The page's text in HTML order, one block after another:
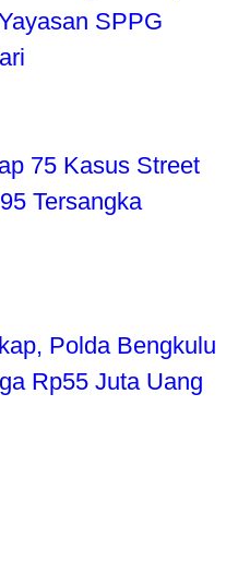
SPPG
75 Kasus Street
Tersangka
Polda Bengkulu
Rp55 Juta Uang